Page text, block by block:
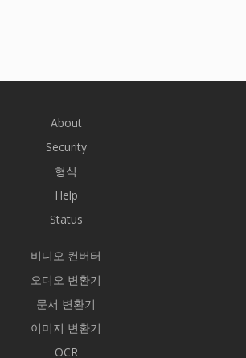
About
Security
형식
Help
Status
비디오 컨버터
오디오 변환기
문서 변환기
이미지 변환기
OCR